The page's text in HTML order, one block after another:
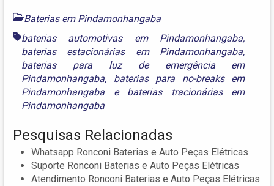
Baterias em Pindamonhangaba
baterias automotivas em Pindamonhangaba,
baterias estacionárias em Pindamonhangaba,
baterias para luz de emergência em
Pindamonhangaba, baterias para no-breaks em
Pindamonhangaba e baterias tracionárias em
Pindamonhangaba
Pesquisas Relacionadas
Whatsapp Ronconi Baterias e Auto Peças Elétricas
Suporte Ronconi Baterias e Auto Peças Elétricas
Atendimento Ronconi Baterias e Auto Peças Elétricas